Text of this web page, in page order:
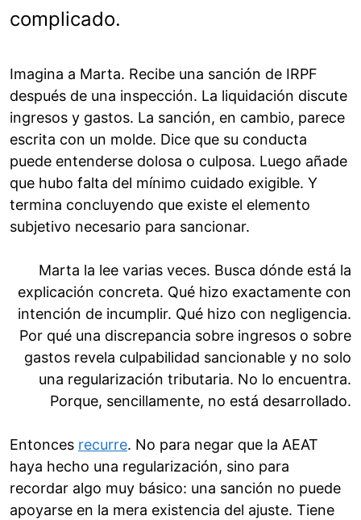
complicado.
Imagina a Marta. Recibe una sanción de IRPF
después de una inspección. La liquidación discute
ingresos y gastos. La sanción, en cambio, parece
escrita con un molde. Dice que su conducta
puede entenderse dolosa o culposa. Luego añade
que hubo falta del mínimo cuidado exigible. Y
termina concluyendo que existe el elemento
subjetivo necesario para sancionar.
Marta la lee varias veces. Busca dónde está la
explicación concreta. Qué hizo exactamente con
intención de incumplir. Qué hizo con negligencia.
Por qué una discrepancia sobre ingresos o sobre
gastos revela culpabilidad sancionable y no solo
una regularización tributaria. No lo encuentra.
Porque, sencillamente, no está desarrollado.
Entonces recurre. No para negar que la AEAT
haya hecho una regularización, sino para
recordar algo muy básico: una sanción no puede
apoyarse en la mera existencia del ajuste. Tiene